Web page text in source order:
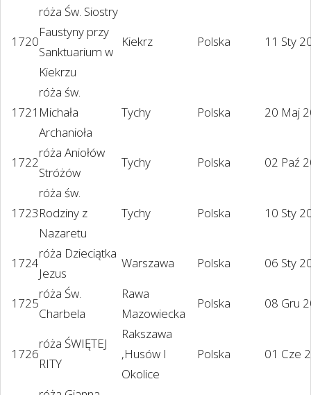
1720
róża Św. Siostry
Faustyny przy
Sanktuarium w
Kiekrzu
Kiekrz Polska 11 Sty
1721
róża św.
Michała
Archanioła
Tychy Polska 20 Maj
1722
róża Aniołów
Stróżów
Tychy Polska 02 Paź
1723
róża św.
Rodziny z
Nazaretu
Tychy Polska 10 Sty
1724
róża Dzieciątka
Jezus
Warszawa Polska 06 Sty
1725
róża Św.
Charbela
Rawa
Mazowiecka
Polska 08 Gru
1726
róża ŚWIĘTEJ
RITY
Rakszawa
,Husów I
Okolice
Polska 01 Cze